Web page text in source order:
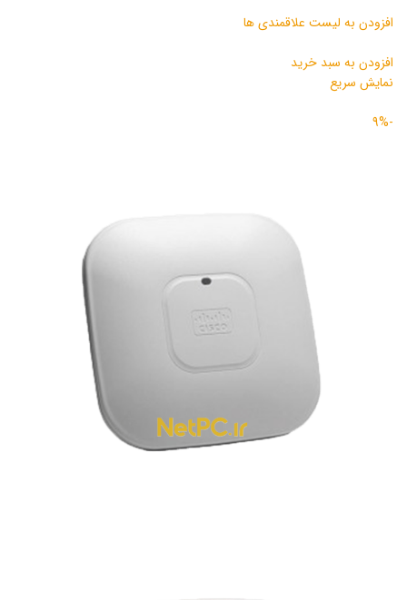
افزودن به لیست علاقمندی ها
افزودن به سبد خرید
نمایش سریع
-9%